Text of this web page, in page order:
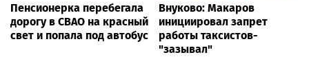
Пенсионерка перебегала
дорогу в СВАО на красный
свет и попала под автобус
Внуково: Макаров
инициировал запрет
работы таксистов-
"зазывал"